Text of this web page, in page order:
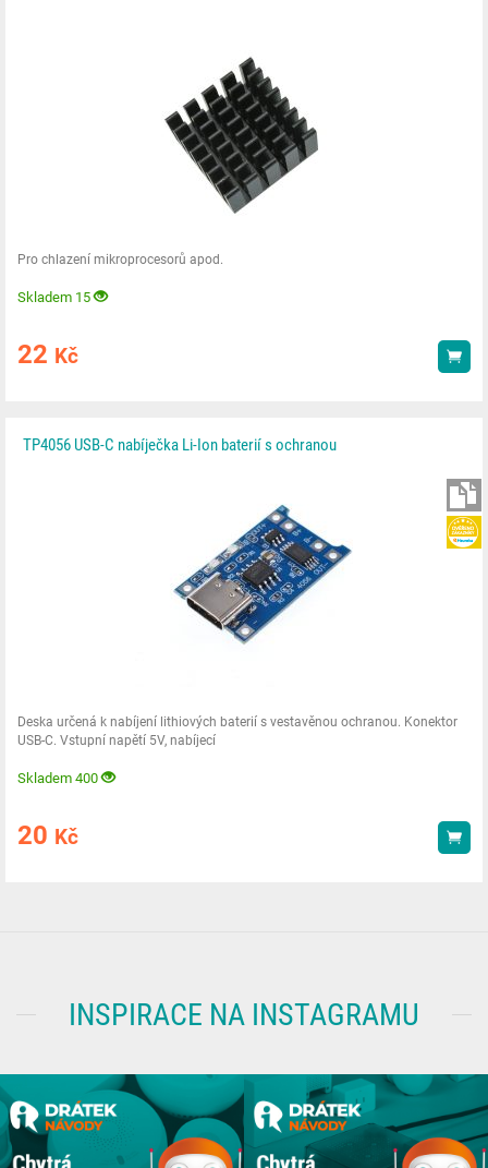
Pro chlazení mikroprocesorů apod.
Skladem 15
22 Kč
TP4056 USB-C nabíječka Li-Ion baterií s ochranou
Deska určená k nabíjení lithiových baterií s vestavěnou ochranou. Konektor
USB-C. Vstupní napětí 5V, nabíjecí
Skladem 400
20 Kč
INSPIRACE NA INSTAGRAMU